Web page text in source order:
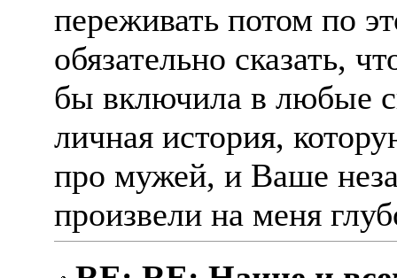
переживать потом по
обязательно сказать,
бы включила в любые
личная история,
про мужей, и Ваше
произвели на меня